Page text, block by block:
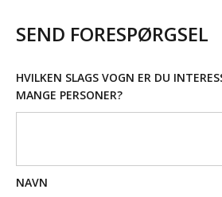
SEND FORESPØRGSEL
HVILKEN SLAGS VOGN ER DU
MANGE PERSONER?
NAVN